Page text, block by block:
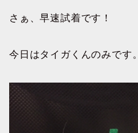
さぁ、早速試着です！
今日はタイガくんのみです。